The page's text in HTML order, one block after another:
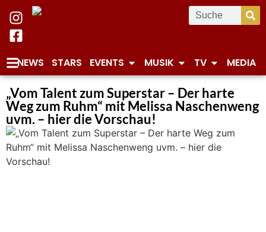
NEWS STARS EVENTS MUSIK TV MEDIA
„Vom Talent zum Superstar – Der harte
Weg zum Ruhm“ mit Melissa Naschenweng
uvm. – hier die Vorschau!